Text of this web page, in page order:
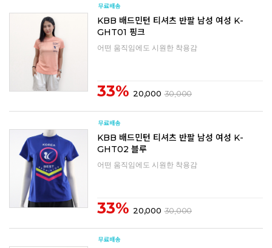
KBB 배드민턴 티셔츠 반팔 남성 여성 K-
GHT01 핑크
어떤 움직임에도 시원한 착용감
33% 20,000 30,000
KBB 배드민턴 티셔츠 반팔 남성 여성 K-
GHT02 블루
어떤 움직임에도 시원한 착용감
33% 20,000 30,000